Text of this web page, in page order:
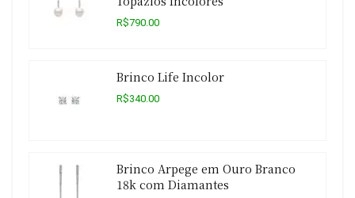
R$790.00
Brinco Life Incolor
R$340.00
Brinco Arpege em Ouro Branco
18k com Diamantes